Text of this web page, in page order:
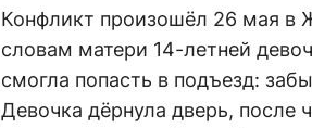
Конфликт произошёл 26 мая в
словам матери 14-летней
смогла попасть в подъезд:
Девочка дёрнула дверь, после